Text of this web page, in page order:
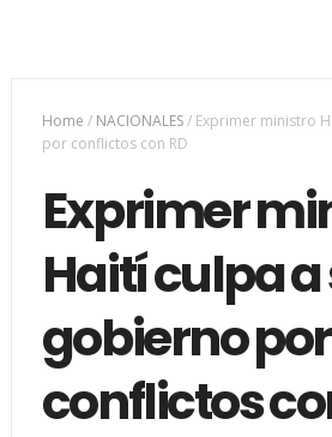
Home / NACIONALES/ Exprimer ministro
por conflictos con RD
Exprimer
Haití culpa a
gobierno por
conflictos